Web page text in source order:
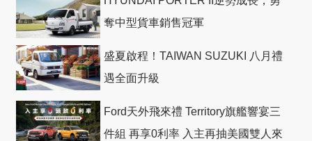
奪中型貨車銷售冠軍
盛夏啟程！TAIWAN SUZUKI 八月禮
遇全面升級
Ford天外飛來禮 Territory旗艦響宴三
件組 再享0利率 入主再抽美國雙人來